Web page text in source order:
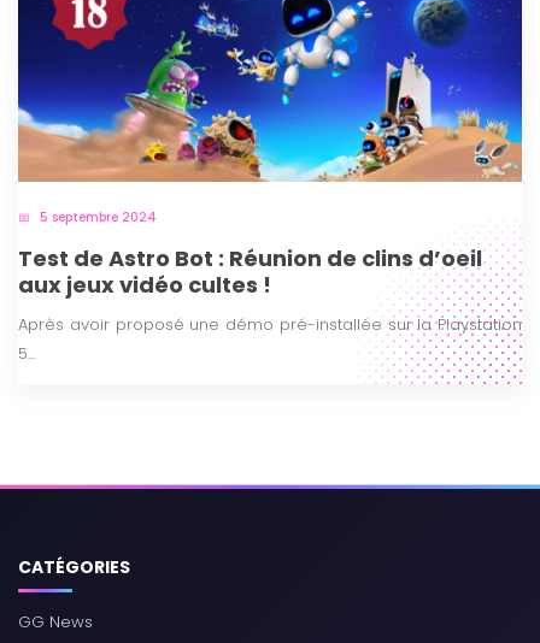
5 septembre 2024
Test de Astro Bot : Réunion de clins d’oeil
aux jeux vidéo cultes !
Après avoir proposé une démo pré-installée sur la Playstation
5...
CATÉGORIES
GG News